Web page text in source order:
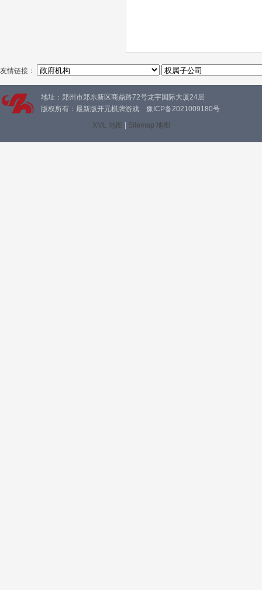
友情链接：
地址：郑州市郑东新区商鼎路72号龙宇国际大厦24层
版权所有：最新版开元棋牌游戏 豫ICP备2021009180号
XML 地图
Sitemap 地图